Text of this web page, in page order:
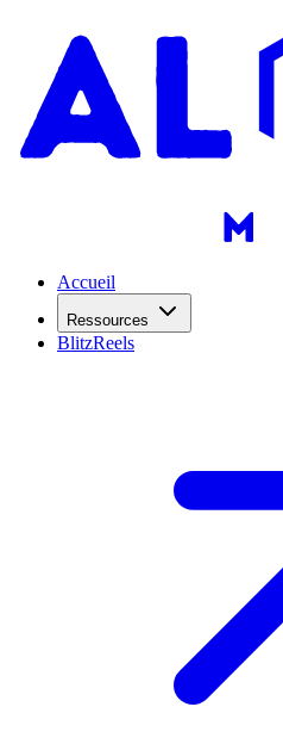
Accueil
Ressources
BlitzReels